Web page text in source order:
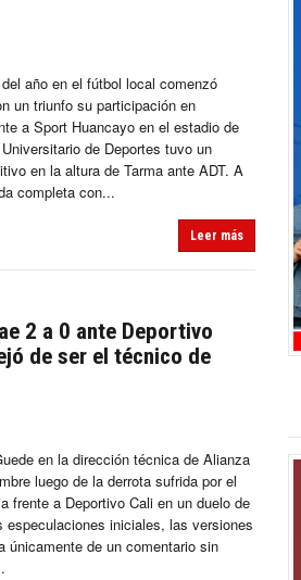
año en el fútbol local comenzó
un triunfo su participación en
a Sport Huancayo en el estadio de
de Deportes tuvo un
en la altura de Tarma ante ADT. A
completa con...
Leer más
2 a 0 ante Deportivo
de ser el técnico de
en la dirección técnica de Alianza
luego de la derrota sufrida por el
frente a Deportivo Cali en un duelo de
especulaciones iniciales, las versiones
únicamente de un comentario sin